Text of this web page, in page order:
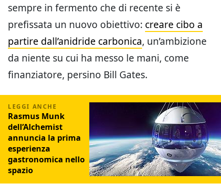
sempre in fermento che di recente si è
prefissata un nuovo obiettivo: creare cibo a
partire dall’anidride carbonica, un’ambizione
da niente su cui ha messo le mani, come
finanziatore, persino Bill Gates.
Rasmus Munk
dell’Alchemist
annuncia la prima
esperienza
gastronomica nello
spazio